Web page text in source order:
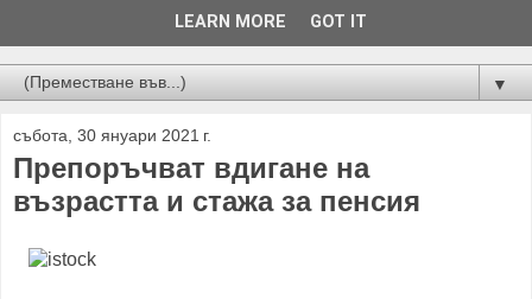
Новини от Бургас, страната и света!
▼
събота, 30 януари 2021 г.
Препоръчват вдигане на
възрастта и стажа за пенсия
LEARN MORE GOT IT